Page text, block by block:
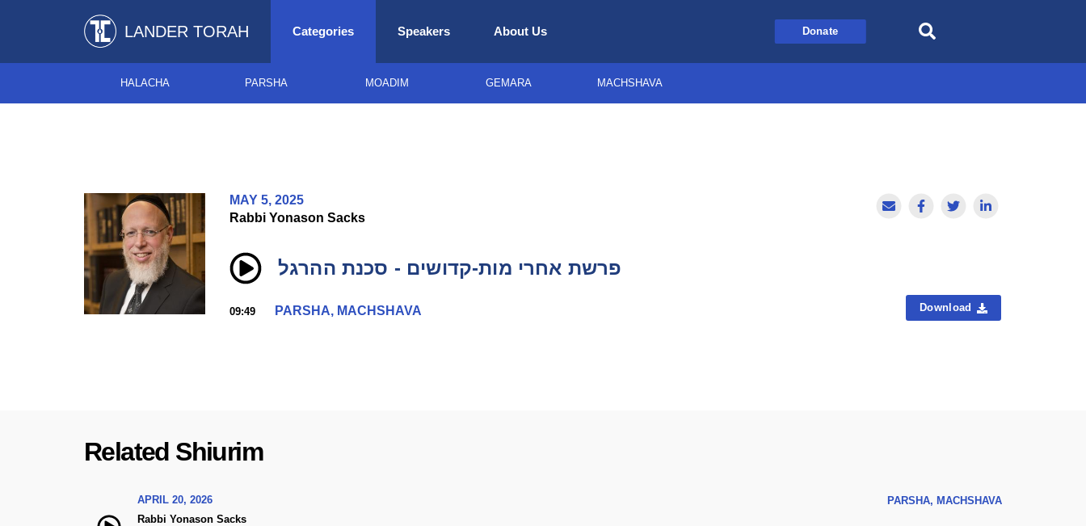
LANDER TORAH Categories Speakers About Us Donate
HALACHA PARSHA MOADIM GEMARA MACHSHAVA
MAY 5, 2025
Rabbi Yonason Sacks
פרשת אחרי מות-קדושים - סכנת ההרגל
09:49 PARSHA, MACHSHAVA Download
Related Shiurim
APRIL 20, 2026
PARSHA, MACHSHAVA
Rabbi Yonason Sacks